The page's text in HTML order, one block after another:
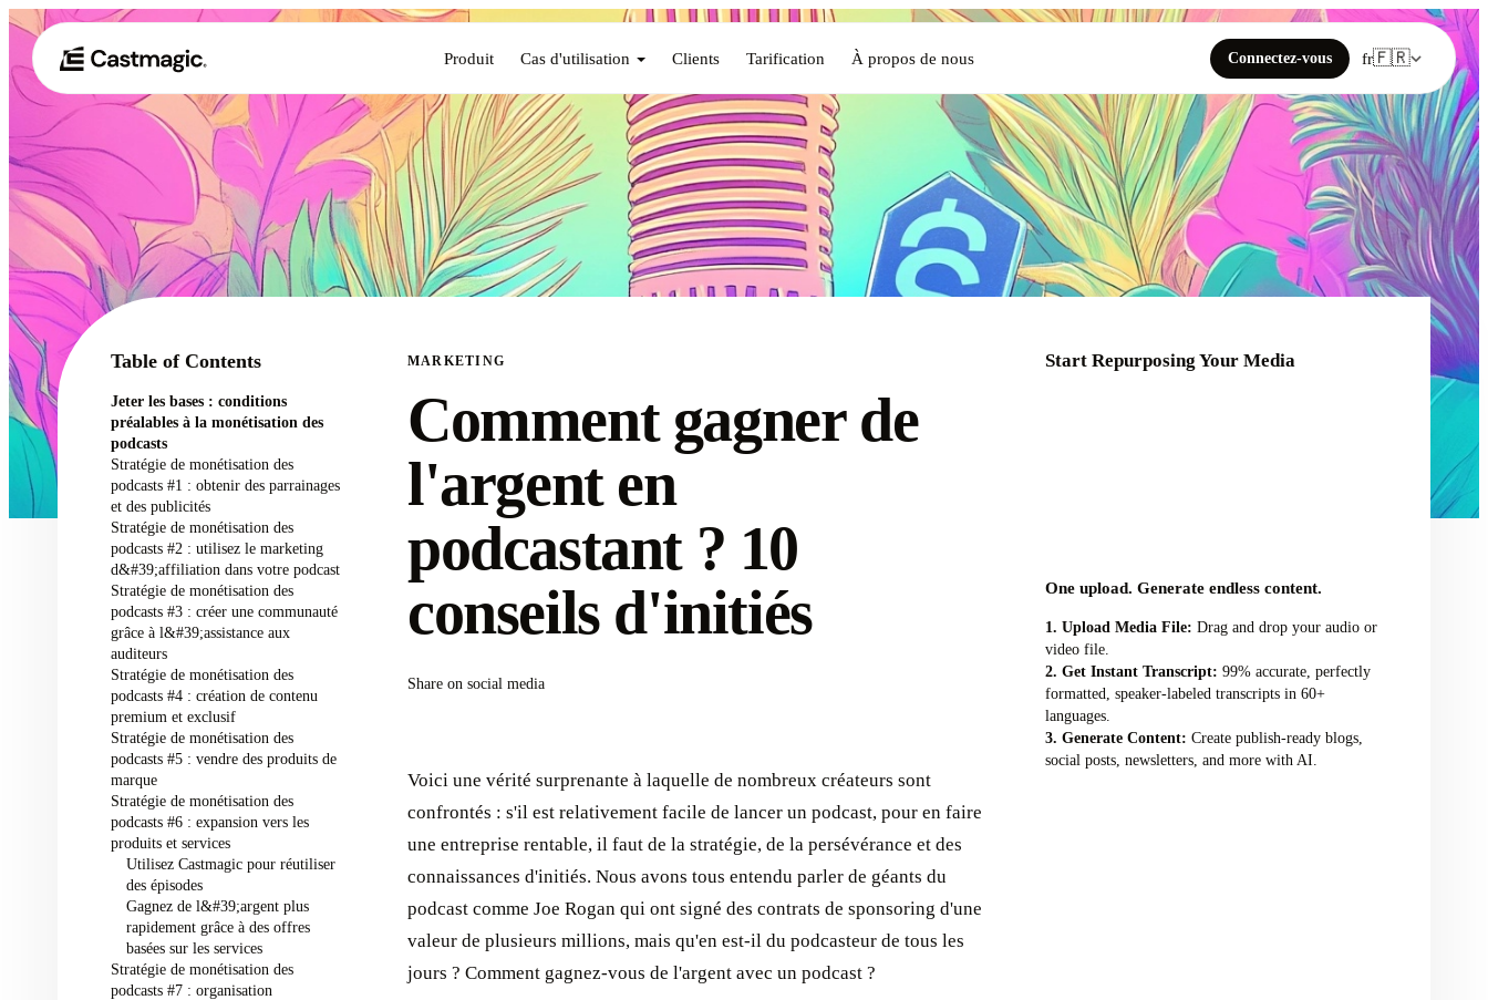
Produit Cas d'utilisation Clients Tarification À propos de nous Connectez-vous fr🇫🇷
Table of Contents
Jeter les bases : conditions
préalables à la monétisation des
podcasts
Stratégie de monétisation des
podcasts #1 : obtenir des parrainages
et des publicités
Stratégie de monétisation des
podcasts #2 : utilisez le marketing
d&#39;affiliation dans votre podcast
Stratégie de monétisation des
podcasts #3 : créer une communauté
grâce à l&#39;assistance aux
auditeurs
Stratégie de monétisation des
podcasts #4 : création de contenu
premium et exclusif
Stratégie de monétisation des
podcasts #5 : vendre des produits de
marque
Stratégie de monétisation des
podcasts #6 : expansion vers les
produits et services
Utilisez Castmagic pour réutiliser
des épisodes
Gagnez de l&#39;argent plus
rapidement grâce à des offres
basées sur les services
Stratégie de monétisation des
podcasts #7 : organisation
MARKETING
Comment gagner de
l'argent en
podcastant ? 10
conseils d'initiés
Share on social media
Voici une vérité surprenante à laquelle de nombreux créateurs sont
confrontés : s'il est relativement facile de lancer un podcast, pour en faire
une entreprise rentable, il faut de la stratégie, de la persévérance et des
connaissances d'initiés. Nous avons tous entendu parler de géants du
podcast comme Joe Rogan qui ont signé des contrats de sponsoring d'une
valeur de plusieurs millions, mais qu'en est-il du podcasteur de tous les
jours ? Comment gagnez-vous de l'argent avec un podcast ?
Start Repurposing Your Media
One upload. Generate endless content.
Upload Media File: Drag and drop your audio or
video file.
Get Instant Transcript: 99% accurate, perfectly
formatted, speaker-labeled transcripts in 60+
languages.
Generate Content: Create publish-ready blogs,
social posts, newsletters, and more with AI.